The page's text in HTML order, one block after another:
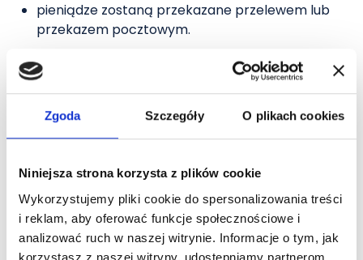
Zgoda Szczegóły O plikach cookies
Niniejsza strona korzysta z plików cookie
Wykorzystujemy pliki cookie do spersonalizowania treści
i reklam, aby oferować funkcje społecznościowe i
analizować ruch w naszej witrynie. Informacje o tym, jak
korzystasz z naszej witryny, udostępniamy partnerom
pieniądze zostaną przekazane przelewem lub
przekazem pocztowym.
Przykład:
Rodzice przekazali młodej parze 80 000 zł
zł) w formularzu SD-Z2. Dzięki temu skorzystali
ze zwolnienia i nie muszą płacić podatku
od darowizny, mimo że kwota przekroczyła
ustawowy limit.